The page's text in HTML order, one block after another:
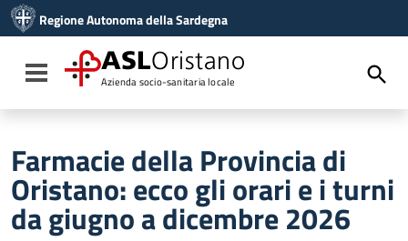
Vai al menu di navigazione
Vai al footer
Regione Autonoma della Sardegna
Toggle navigation
ASLOristano
Azienda socio-sanitaria locale
Farmacie della Provincia di
Oristano: ecco gli orari e i turni
da giugno a dicembre 2026